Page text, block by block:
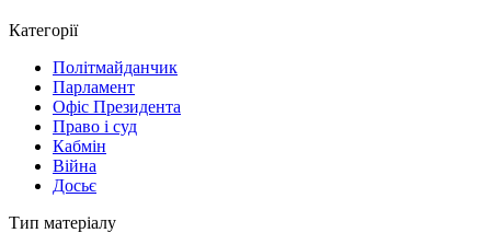
Категорії
Політмайданчик
Парламент
Офіс Президента
Право і суд
Кабмін
Війна
Досьє
Тип матеріалу